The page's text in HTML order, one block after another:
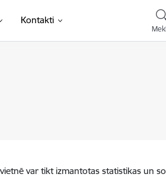
Kontakti
var tikt izmantotas statistikas un